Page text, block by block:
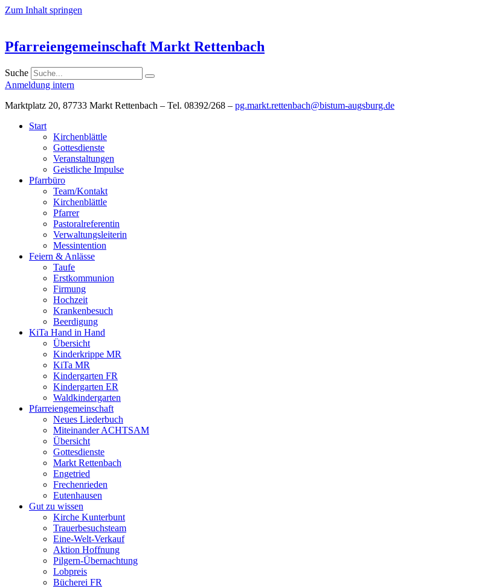
Zum Inhalt springen
Pfarreiengemeinschaft Markt Rettenbach
Suche
Anmeldung intern
Marktplatz 20, 87733 Markt Rettenbach – Tel. 08392/268 – pg.markt.rettenbach@bistum-augsburg.de
Start
Kirchenblättle
Gottesdienste
Veranstaltungen
Geistliche Impulse
Pfarrbüro
Team/Kontakt
Kirchenblättle
Pfarrer
Pastoralreferentin
Verwaltungsleiterin
Messintention
Feiern & Anlässe
Taufe
Erstkommunion
Firmung
Hochzeit
Krankenbesuch
Beerdigung
KiTa Hand in Hand
Übersicht
Kinderkrippe MR
KiTa MR
Kindergarten FR
Kindergarten ER
Waldkindergarten
Pfarreiengemeinschaft
Neues Liederbuch
Miteinander ACHTSAM
Übersicht
Gottesdienste
Markt Rettenbach
Engetried
Frechenrieden
Eutenhausen
Gut zu wissen
Kirche Kunterbunt
Trauerbesuchsteam
Eine-Welt-Verkauf
Aktion Hoffnung
Pilgern-Übernachtung
Lobpreis
Bücherei FR